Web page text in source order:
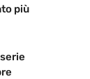
più